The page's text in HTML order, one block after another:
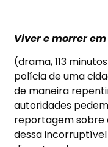
Viver e morrer em
(drama, 113
polícia de uma
de maneira
autoridades
reportagem sobre
dessa